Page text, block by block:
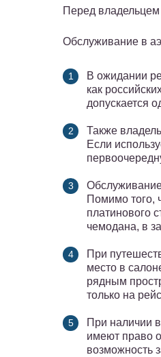
Перед владельцем
Обслуживание в
В ожидании
как
допускается
Также
Если
Помимо того,
платинового
чемодана, в
При
место в
рядным
только на
При наличии
имеют право
возможность